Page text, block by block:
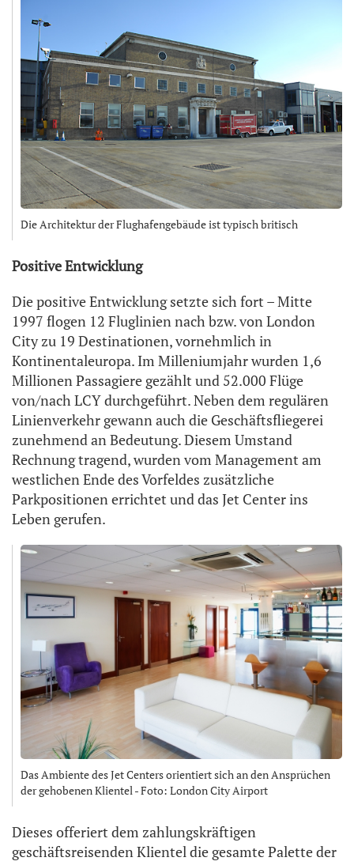
Die Architektur der Flughafengebäude ist typisch britisch
Positive Entwicklung
Die positive Entwicklung setzte sich fort – Mitte
1997 flogen 12 Fluglinien nach bzw. von London
City zu 19 Destinationen, vornehmlich in
Kontinentaleuropa. Im Milleniumjahr wurden 1,6
Millionen Passagiere gezählt und 52.000 Flüge
von/nach LCY durchgeführt. Neben dem regulären
Linienverkehr gewann auch die Geschäftsfliegerei
zunehmend an Bedeutung. Diesem Umstand
Rechnung tragend, wurden vom Management am
westlichen Ende des Vorfeldes zusätzliche
Parkpositionen errichtet und das Jet Center ins
Leben gerufen.
Das Ambiente des Jet Centers orientiert sich an den Ansprüchen
der gehobenen Klientel - Foto: London City Airport
Dieses offeriert dem zahlungskräftigen
geschäftsreisenden Klientel die gesamte Palette der